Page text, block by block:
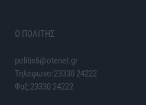
Ο ΠΟΛΙΤΗΣ
politis6@otenet.gr
Τηλέφωνο:23330 24222
Φαξ:23330 24222